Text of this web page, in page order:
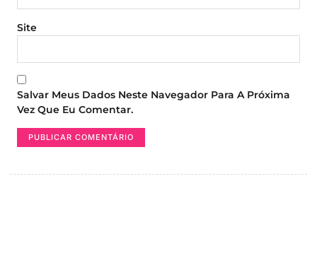
Site
Salvar Meus Dados Neste Navegador Para A Próxima
Vez Que Eu Comentar.